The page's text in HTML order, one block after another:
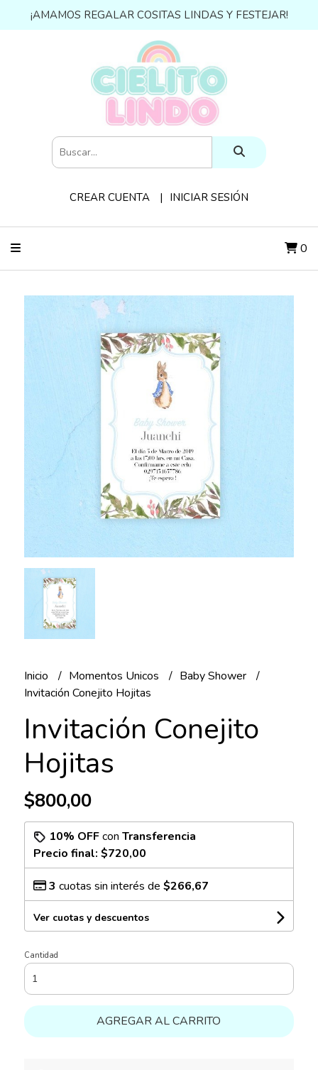
¡AMAMOS REGALAR COSITAS LINDAS Y FESTEJAR!
CREAR CUENTA INICIAR SESIÓN
0
Inicio Momentos Unicos
Baby Shower
Invitación Conejito Hojitas
Invitación Conejito
Hojitas
$800,00
10% OFFcon Transferencia
Precio final: $720,00
3 cuotas sin interés de $266,67
Ver cuotas y descuentos
Cantidad
AGREGAR AL CARRITO